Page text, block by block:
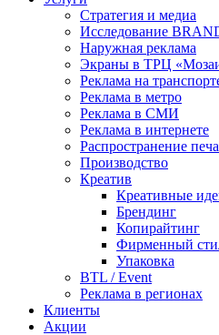
Стратегия и медиа
Исследование
Наружная реклама
Экраны в ТРЦ
Реклама на
Реклама в метро
Реклама в СМИ
Реклама в интернете
Распространение
Производство
Креатив
Креативные
Брендинг
Копирайтинг
Фирменный
Упаковка
BTL / Event
Реклама в регионах
Клиенты
Акции